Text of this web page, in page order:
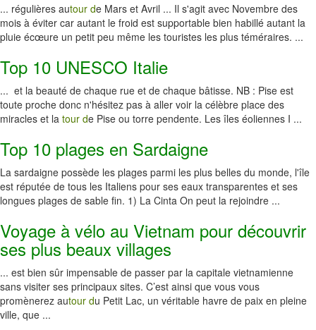
... régulières autour de Mars et Avril ... Il s'agit avec Novembre des
mois à éviter car autant le froid est supportable bien habillé autant la
pluie écœure un petit peu même les touristes les plus téméraires. ...
Top 10 UNESCO Italie
... et la beauté de chaque rue et de chaque bâtisse. NB : Pise est
toute proche donc n'hésitez pas à aller voir la célèbre place des
miracles et la tour de Pise ou torre pendente. Les îles éoliennes I ...
Top 10 plages en Sardaigne
La sardaigne possède les plages parmi les plus belles du monde, l'île
est réputée de tous les Italiens pour ses eaux transparentes et ses
longues plages de sable fin. 1) La Cinta On peut la rejoindre ...
Voyage à vélo au Vietnam pour découvrir
ses plus beaux villages
... est bien sûr impensable de passer par la capitale vietnamienne
sans visiter ses principaux sites. C’est ainsi que vous vous
promènerez autour du Petit Lac, un véritable havre de paix en pleine
ville, que ...